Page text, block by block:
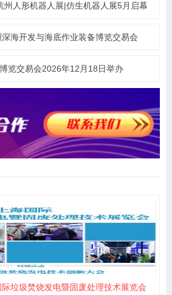
州人形机器人展|仿生机器人展5月启幕
海开发与海底作业装备博览交易会
览交易会2026年12月18日举办
垃圾焚烧发电暨固废处理技术展览会